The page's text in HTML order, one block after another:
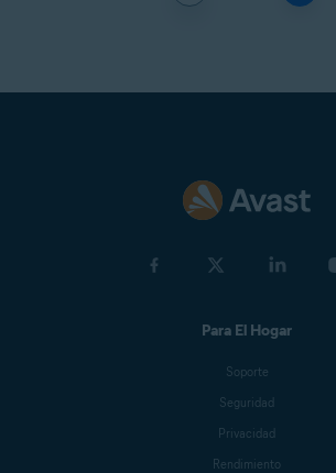
Para El Hogar
Soporte
Seguridad
Privacidad
Rendimiento